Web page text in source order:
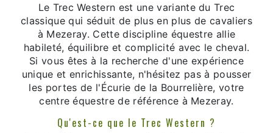
Le Trec Western est une variante du Trec
classique qui séduit de plus en plus de cavaliers
à Mezeray. Cette discipline équestre allie
habileté, équilibre et complicité avec le cheval.
Si vous êtes à la recherche d'une expérience
unique et enrichissante, n'hésitez pas à pousser
les portes de l'Écurie de la Bourrelière, votre
centre équestre de référence à Mezeray.
Qu'est-ce que le Trec Western ?